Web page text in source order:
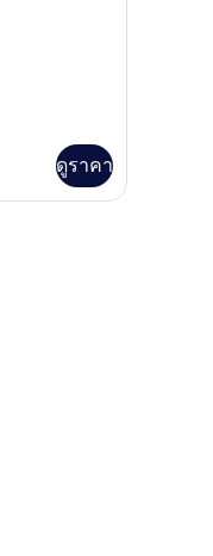
ดูราคา